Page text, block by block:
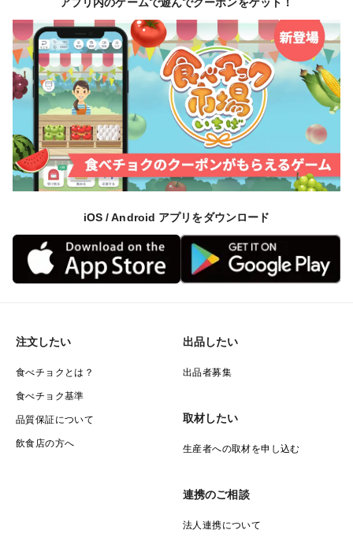
iOS / Android アプリをダウンロード
注文したい
食べチョクとは？
食べチョク基準
品質保証について
飲食店の方へ
出品したい
出品者募集
取材したい
生産者への取材を申し込む
連携のご相談
法人連携について